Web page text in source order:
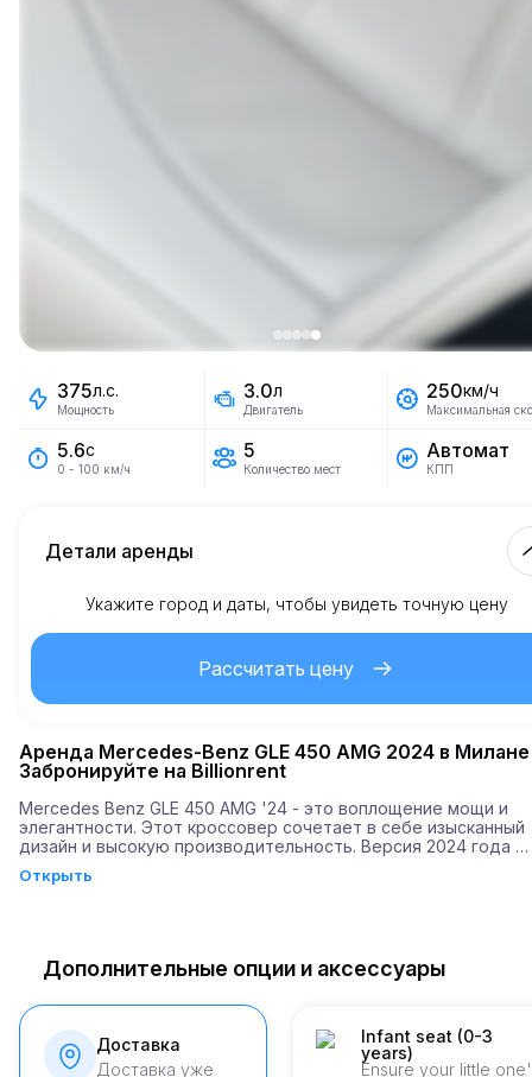
375л.с.
Мощность
3.0л
Двигатель
250км/ч
Максимальная
5.6с
0 - 100 км/ч
5
Количество мест
Автомат
КПП
Детали аренды
Включено км
Минимальный возраст
Депозит 2,500.00
Укажите город и даты, чтобы увидеть точную цену
Рассчитать цену
Аренда Mercedes-Benz GLE 450 AMG 2024 в Милане
Забронируйте на Billionrent
Mercedes Benz GLE 450 AMG '24 - это воплощение мощи и
элегантности. Этот кроссовер сочетает в себе изысканный
дизайн и высокую производительность. Версия 2024 года
позволяет достигать разгон до 100 км/ч всего за 5,5
Открыть
Дополнительные опции и аксессуары
Доставка
Доставка уже
Infant seat (0-3
years)
Ensure your little